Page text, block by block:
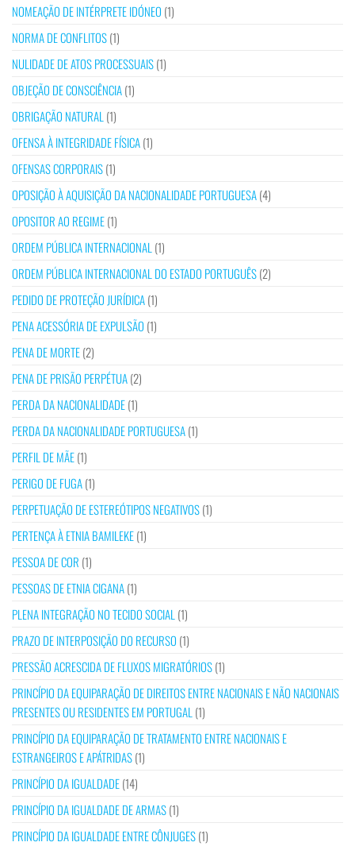
NOMEAÇÃO DE INTÉRPRETE IDÓNEO (1)
NORMA DE CONFLITOS(1)
NULIDADE DE ATOS PROCESSUAIS(1)
OBJEÇÃO DE CONSCIÊNCIA(1)
OBRIGAÇÃO NATURAL (1)
OFENSA À INTEGRIDADE FÍSICA(1)
OFENSAS CORPORAIS(1)
OPOSIÇÃO À AQUISIÇÃO DA NACIONALIDADE PORTUGUESA(4)
OPOSITOR AO REGIME(1)
ORDEM PÚBLICA INTERNACIONAL (1)
ORDEM PÚBLICA INTERNACIONAL DO ESTADO PORTUGUÊS(2)
PEDIDO DE PROTEÇÃO JURÍDICA(1)
PENA ACESSÓRIA DE EXPULSÃO (1)
PENA DE MORTE(2)
PENA DE PRISÃO PERPÉTUA(2)
PERDA DA NACIONALIDADE(1)
PERDA DA NACIONALIDADE PORTUGUESA(1)
PERFIL DE MÃE(1)
PERIGO DE FUGA(1)
PERPETUAÇÃO DE ESTEREÓTIPOS NEGATIVOS(1)
PERTENÇA À ETNIA BAMILEKE(1)
PESSOA DE COR (1)
PESSOAS DE ETNIA CIGANA(1)
PLENA INTEGRAÇÃO NO TECIDO SOCIAL (1)
PRAZO DE INTERPOSIÇÃO DO RECURSO (1)
PRESSÃO ACRESCIDA DE FLUXOS MIGRATÓRIOS(1)
PRINCÍPIO DA EQUIPARAÇÃO DE DIREITOS ENTRE NACIONAIS E NÃO NACIONAIS
PRESENTES OU RESIDENTES EM PORTUGAL (1)
PRINCÍPIO DA EQUIPARAÇÃO DE TRATAMENTO ENTRE NACIONAIS E
ESTRANGEIROS E APÁTRIDAS(1)
PRINCÍPIO DA IGUALDADE(14)
PRINCÍPIO DA IGUALDADE DE ARMAS(1)
PRINCÍPIO DA IGUALDADE ENTRE CÔNJUGES(1)